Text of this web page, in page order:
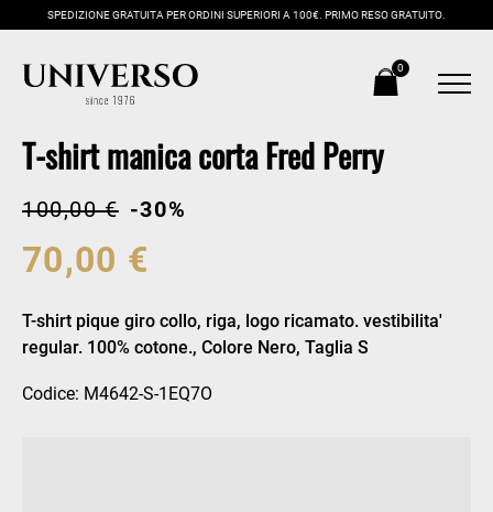
SPEDIZIONE GRATUITA PER ORDINI SUPERIORI A 100€. PRIMO RESO GRATUITO.
0
T-shirt manica corta Fred Perry
100,00 € -30%
70,00 €
T-shirt pique giro collo, riga, logo ricamato. vestibilita'
regular. 100% cotone., Colore Nero, Taglia S
Codice: M4642-S-1EQ7O